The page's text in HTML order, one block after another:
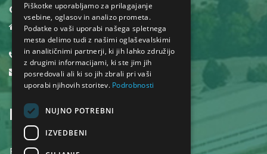
Občina Dol pri Ljubljani
Dol pri Ljubljani 18,
1262 Dol pri Ljubljani
01 530 32 40
obcina@dol.si
INFORMACIJE
Piškotke uporabljamo za prilagajanje
vsebine, oglasov in analizo prometa.
Podatke o vaši uporabi našega spletnega
mesta delimo tudi z našimi oglaševalskimi
in analitičnimi partnerji, ki jih lahko združijo
z drugimi informacijami, ki ste jim jih
posredovali ali ki so jih zbrali pri vaši
uporabi njihovih storitev. Podrobnosti
NUJNO POTREBNI
IZVEDBENI